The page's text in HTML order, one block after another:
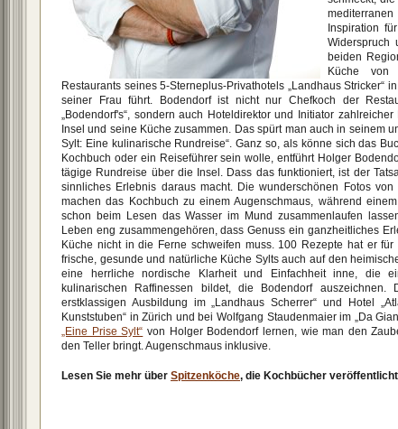
Inspiration
Widerspruch
beiden
Küche
Restaurants seines 5-Sterneplus-Privathotels „Landhaus Stricker“
seiner Frau führt. Bodendorf ist nicht nur Chefkoch der
„Bodendorf's“, sondern auch Hoteldirektor und Initiator
Insel und seine Küche zusammen. Das spürt man auch in seinem
Sylt: Eine kulinarische Rundreise“. Ganz so, als könne sich das
Kochbuch oder ein Reiseführer sein wolle, entführt Holger
tägige Rundreise über die Insel. Dass das funktioniert, ist der
sinnliches Erlebnis daraus macht. Die wunderschönen Fotos
machen das Kochbuch zu einem Augenschmaus, während
schon beim Lesen das Wasser im Mund zusammenlaufen
Leben eng zusammengehören, dass Genuss ein ganzheitliches
Küche nicht in die Ferne schweifen muss. 100 Rezepte hat er
frische, gesunde und natürliche Küche Sylts auch auf den
eine herrliche nordische Klarheit und Einfachheit inne, die
kulinarischen Raffinessen bildet, die Bodendorf
erstklassigen Ausbildung im „Landhaus Scherrer“ und Hotel
Kunststuben“ in Zürich und bei Wolfgang Staudenmaier im „Da
„Eine Prise Sylt“ von Holger Bodendorf lernen, wie man den
den Teller bringt. Augenschmaus inklusive.
Lesen Sie mehr über Spitzenköche, die Kochbücher